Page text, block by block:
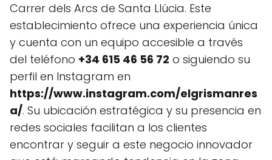
Carrer dels Arcs de Santa Llúcia. Este
establecimiento ofrece una experiencia única
y cuenta con un equipo accesible a través
del teléfono +34 615 46 56 72 o siguiendo su
perfil en Instagram en
https://www.instagram.com/elgrismanres
a/. Su ubicación estratégica y su presencia en
redes sociales facilitan a los clientes
encontrar y seguir a este negocio innovador